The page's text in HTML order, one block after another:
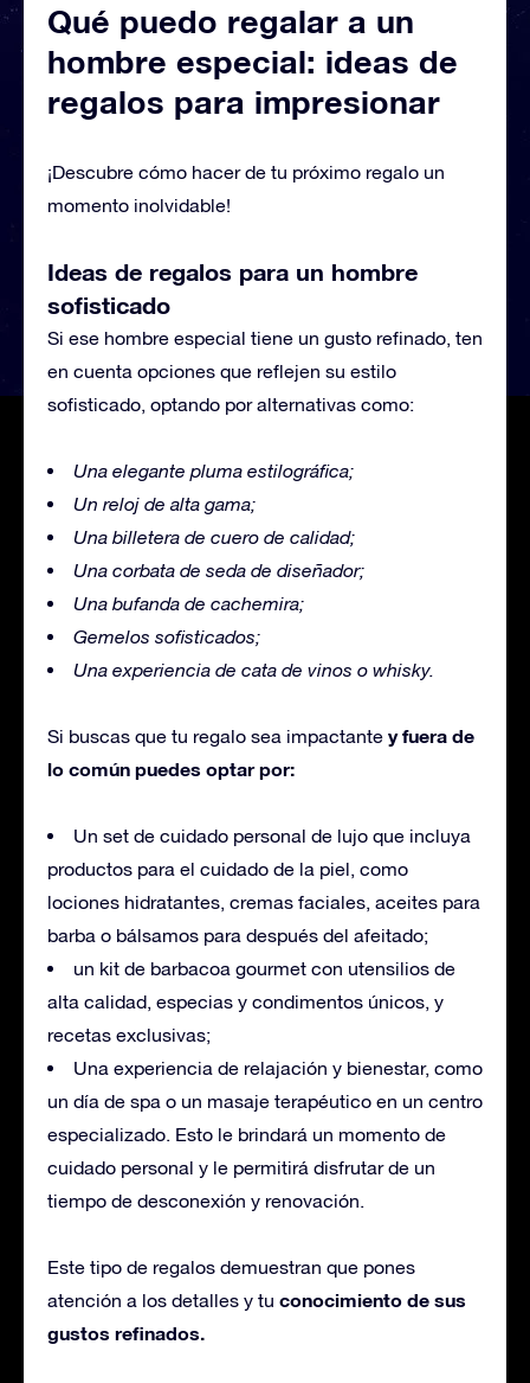
Qué puedo regalar a un
hombre especial: ideas de
regalos para impresionar
¡Descubre cómo hacer de tu próximo regalo un
momento inolvidable!
Ideas de regalos para un hombre
sofisticado
Si ese hombre especial tiene un gusto refinado, ten
en cuenta opciones que reflejen su estilo
sofisticado, optando por alternativas como:
Una elegante pluma estilográfica;
Un reloj de alta gama;
Una billetera de cuero de calidad;
Una corbata de seda de diseñador;
Una bufanda de cachemira;
Gemelos sofisticados;
Una experiencia de cata de vinos o whisky.
Si buscas que tu regalo sea impactante y fuera de
lo común puedes optar por:
Un set de cuidado personal de lujo que incluya
productos para el cuidado de la piel, como
lociones hidratantes, cremas faciales, aceites para
barba o bálsamos para después del afeitado;
un kit de barbacoa gourmet con utensilios de
alta calidad, especias y condimentos únicos, y
recetas exclusivas;
Una experiencia de relajación y bienestar, como
un día de spa o un masaje terapéutico en un centro
especializado. Esto le brindará un momento de
cuidado personal y le permitirá disfrutar de un
tiempo de desconexión y renovación.
Este tipo de regalos demuestran que pones
atención a los detalles y tu conocimiento de sus
gustos refinados.